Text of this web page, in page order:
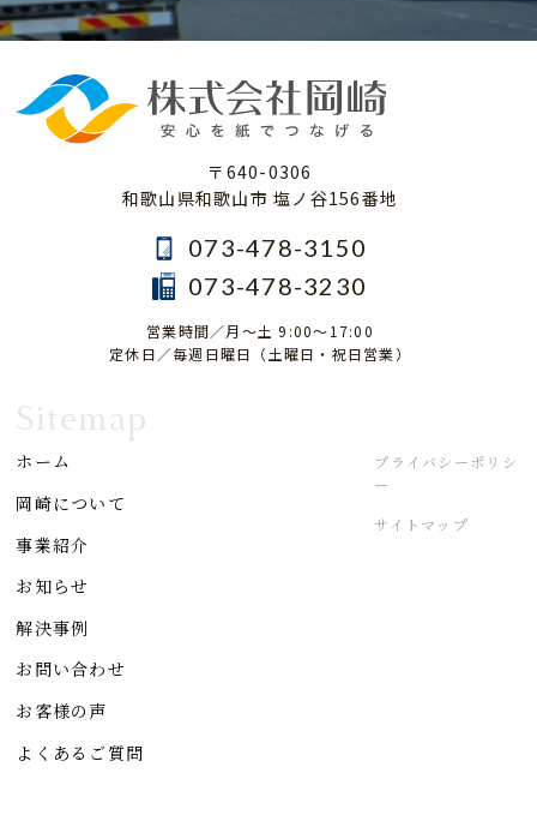
〒640-0306
和歌山県和歌山市 塩ノ谷156番地
073-478-3150
073-478-3230
営業時間／月～土 9:00～17:00
定休日／毎週日曜日（土曜日・祝日営業）
Sitemap
ホーム
岡崎について
事業紹介
お知らせ
解決事例
お問い合わせ
お客様の声
よくあるご質問
プライバシーポリシ
ー
サイトマップ